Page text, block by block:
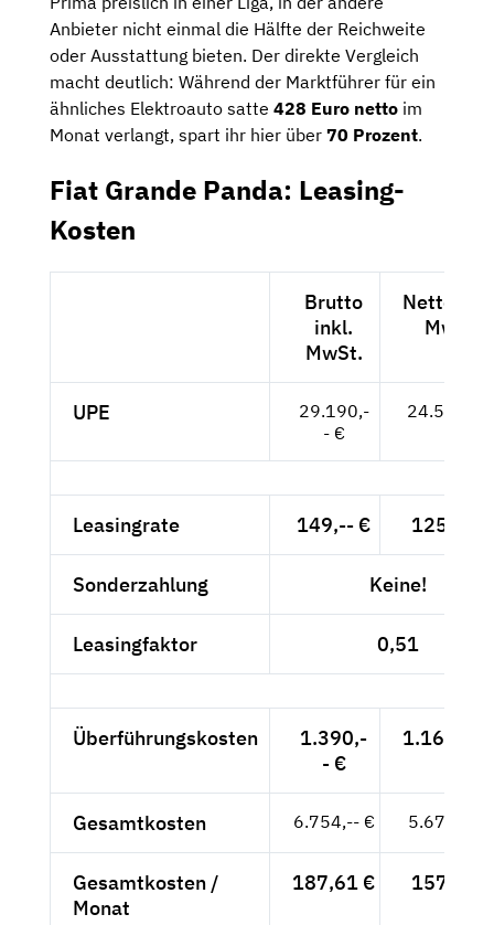
Anbieter nicht einmal die Hälfte der Reichweite
oder Ausstattung bieten. Der direkte Vergleich
macht deutlich: Während der Marktführer für ein
ähnliches Elektroauto satte 428 Euro netto im
Monat verlangt, spart ihr hier über 70 Prozent.
Fiat Grande Panda: Leasing-
Kosten
Brutto
inkl.
MwSt.
Netto
MwSt.
UPE
29.190,-
- €
24.529,--
Leasingrate 149,-- € 125,21 €
Sonderzahlung Keine!
Leasingfaktor 0,51
Überführungskosten
1.390,-
- €
1.168,07
Gesamtkosten 6.754,-- € 5.675,63
Gesamtkosten /
Monat
187,61 € 157,66 €